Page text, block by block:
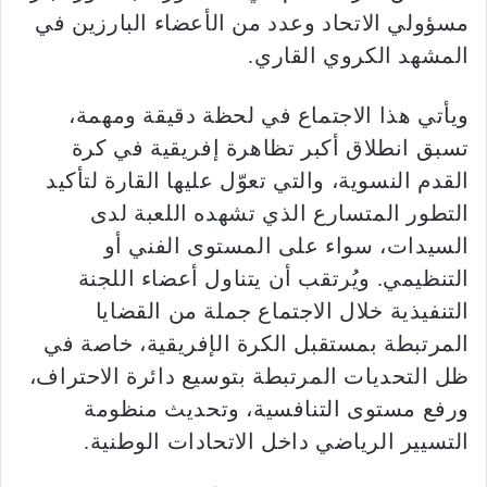
مسؤولي الاتحاد وعدد من الأعضاء البارزين في
المشهد الكروي القاري.
ويأتي هذا الاجتماع في لحظة دقيقة ومهمة،
تسبق انطلاق أكبر تظاهرة إفريقية في كرة
القدم النسوية، والتي تعوّل عليها القارة لتأكيد
التطور المتسارع الذي تشهده اللعبة لدى
السيدات، سواء على المستوى الفني أو
التنظيمي. ويُرتقب أن يتناول أعضاء اللجنة
التنفيذية خلال الاجتماع جملة من القضايا
المرتبطة بمستقبل الكرة الإفريقية، خاصة في
ظل التحديات المرتبطة بتوسيع دائرة الاحتراف،
ورفع مستوى التنافسية، وتحديث منظومة
التسيير الرياضي داخل الاتحادات الوطنية.